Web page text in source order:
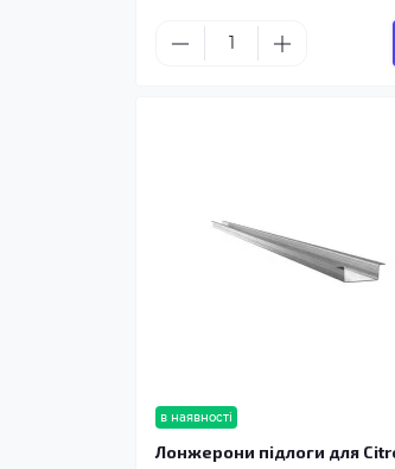
в наявності
Лонжерони підлоги для